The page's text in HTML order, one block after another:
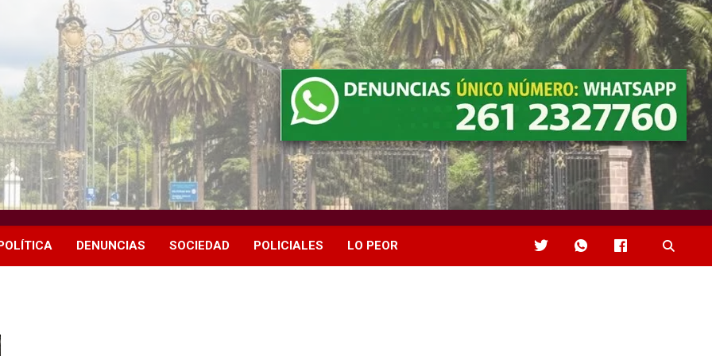
DENUNCIAS SOCIEDAD POLICIALES LO PEOR